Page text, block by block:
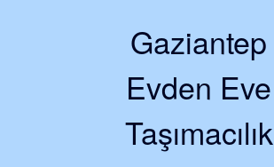
Gaziantep
Evden Eve
Taşımacılık